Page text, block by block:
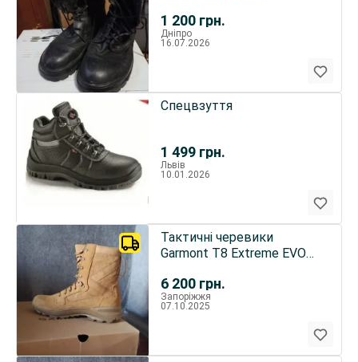
1 200 грн.
Дніпро
16.07.2026
1 499 грн.
Спецвзуття
Львів
10.01.2026
6 200 грн.
Тактичні черевики
Garmont T8 Extreme EVO
Запоріжжя
07.10.2025